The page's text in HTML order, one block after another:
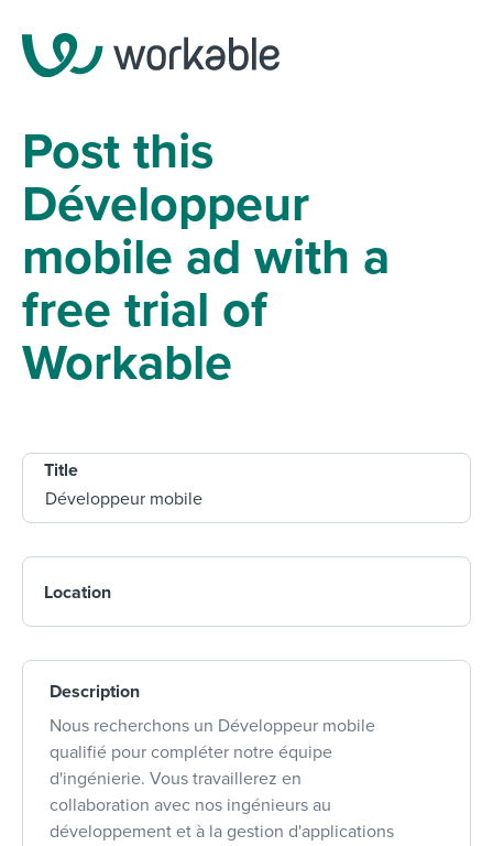
Post this
Développeur
mobile ad with a
free trial of
Workable
Title
Location
Description
Nous recherchons un Développeur mobile
qualifié pour compléter notre équipe
d'ingénierie. Vous travaillerez en
collaboration avec nos ingénieurs au
développement et à la gestion d'applications